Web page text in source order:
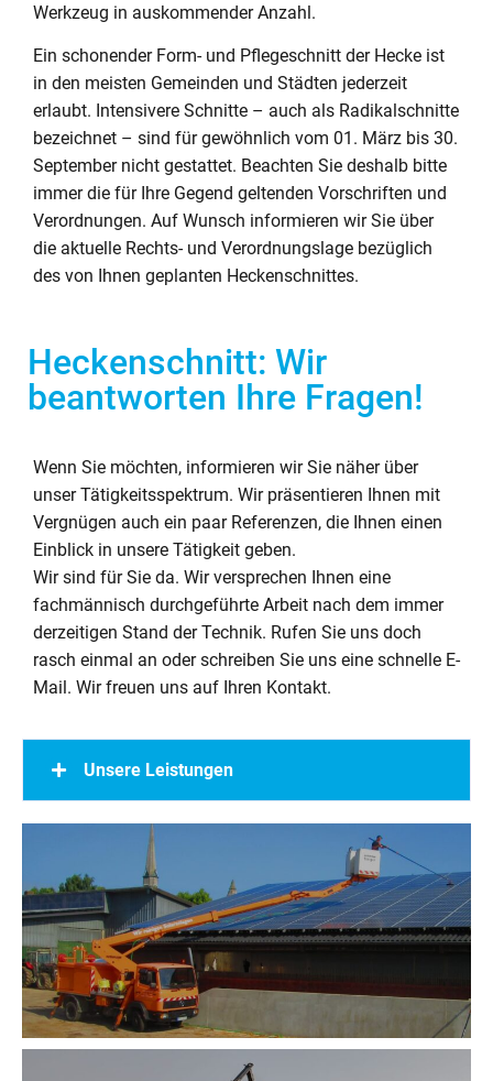
Werkzeug in auskommender Anzahl.
Ein schonender Form- und Pflegeschnitt der Hecke ist
in den meisten Gemeinden und Städten jederzeit
erlaubt. Intensivere Schnitte – auch als Radikalschnitte
bezeichnet – sind für gewöhnlich vom 01. März bis 30.
September nicht gestattet. Beachten Sie deshalb bitte
immer die für Ihre Gegend geltenden Vorschriften und
Verordnungen. Auf Wunsch informieren wir Sie über
die aktuelle Rechts- und Verordnungslage bezüglich
des von Ihnen geplanten Heckenschnittes.
Heckenschnitt: Wir
beantworten Ihre Fragen!
Wenn Sie möchten, informieren wir Sie näher über
unser Tätigkeitsspektrum. Wir präsentieren Ihnen mit
Vergnügen auch ein paar Referenzen, die Ihnen einen
Einblick in unsere Tätigkeit geben.
Wir sind für Sie da. Wir versprechen Ihnen eine
fachmännisch durchgeführte Arbeit nach dem immer
derzeitigen Stand der Technik. Rufen Sie uns doch
rasch einmal an oder schreiben Sie uns eine schnelle E-
Mail. Wir freuen uns auf Ihren Kontakt.
Unsere Leistungen